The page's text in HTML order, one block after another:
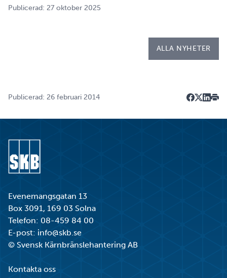
under tio veckor i höst gör hon både sin praktik, även
Publicerad: 27 oktober 2025
ALLA NYHETER
Publicerad: 26 februari 2014
Evenemangsgatan 13
Box 3091, 169 03 Solna
Telefon: 08-459 84 00
E-post: info@skb.se
© Svensk Kärnbränslehantering AB
Kontakta oss